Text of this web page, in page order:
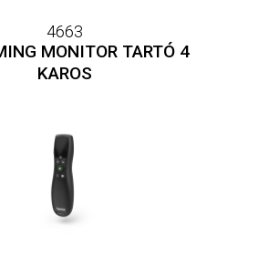
4663
MONITOR TARTÓ 4
KAROS